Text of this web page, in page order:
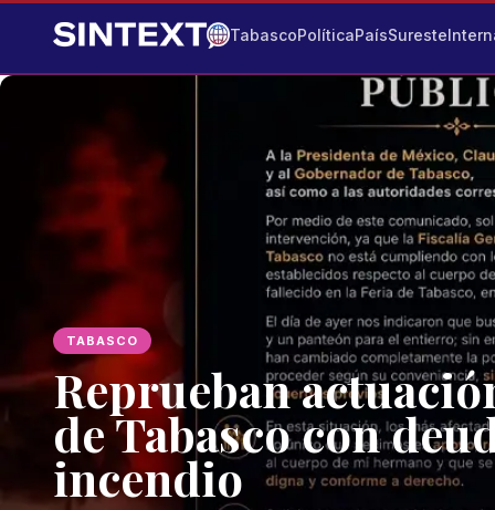
TabascoPolíticaPaísSureste
TABASCO
Reprueban
de Tabasco con
incendio